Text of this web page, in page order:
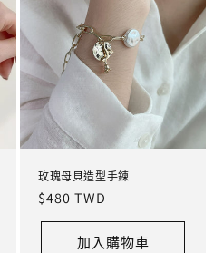
玫瑰母貝造型手鍊
定
價
$480 TWD
加入購物車